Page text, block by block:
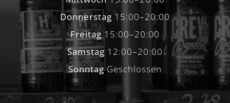
Donnerstag15:00–20:00
Freitag15:00–20:00
Samstag 12:00–20:00
SonntagGeschlossen